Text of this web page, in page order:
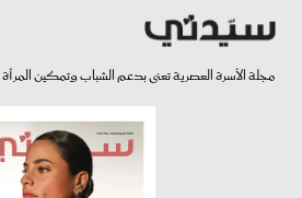
مجلة الأسرة العصرية تعنى بدعم الشباب وتمكين